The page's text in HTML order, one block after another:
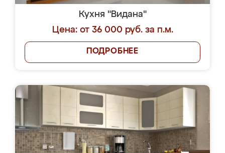
Кухня "Видана"
Цена: от 36 000 руб. за п.м.
ПОДРОБНЕЕ